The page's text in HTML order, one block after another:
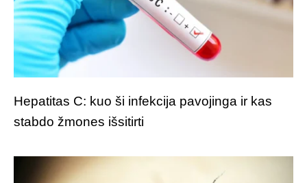
Hepatitas C: kuo ši infekcija pavojinga ir kas
stabdo žmones išsitirti